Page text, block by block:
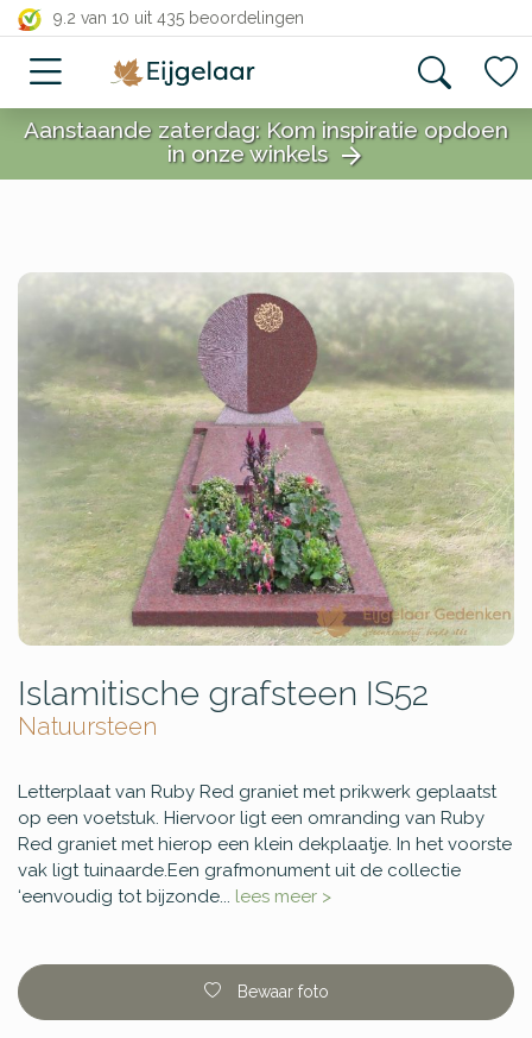
9.2 van 10 uit 435 beoordelingen
close
close
Aanstaande zaterdag: Kom inspiratie opdoen
in onze winkels arrow_forward
Islamitische grafsteen IS52
Natuursteen
Letterplaat van Ruby Red graniet met prikwerk geplaatst
op een voetstuk. Hiervoor ligt een omranding van Ruby
Red graniet met hierop een klein dekplaatje. In het voorste
vak ligt tuinaarde.Een grafmonument uit de collectie
‘eenvoudig tot bijzonde... lees meer >
Bewaar foto